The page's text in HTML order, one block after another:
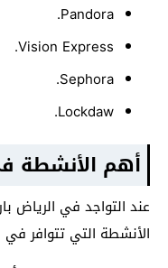
Pandora.
Vision Express.
Sephora.
Lockdaw.
أهم الأنشطة
عند التواجد في الرياض
الأنشطة التي تتوافر